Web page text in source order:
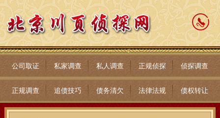
公司取证 私家调查 私人调查 正规侦探 侦探调查
正规调查 追债技巧 债务清欠 法律法规 债权转让